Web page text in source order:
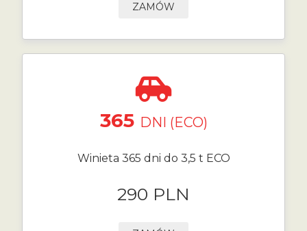
ZAMÓW
365 DNI (ECO)
Winieta 365 dni do 3,5 t ECO
290 PLN